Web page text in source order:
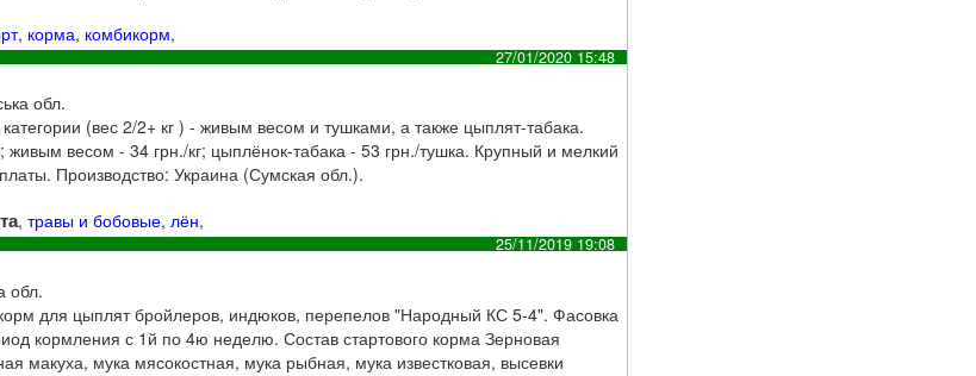
, корма, комбикорм,
27/01/2020 15:48
обл.
(вес 2/2+ кг ) - живым весом и тушками, а также цыплят-табака.
живым весом - 34 грн./кг; цыплёнок-табака - 53 грн./тушка. Крупный и мелкий
Производство: Украина (Сумская обл.).
,травы и бобовые,лён,
25/11/2019 19:08
обл.
для цыплят бройлеров, индюков, перепелов "Народный КС 5-4". Фасовка
кормления с 1й по 4ю неделю. Состав стартового корма Зерновая
макуха, мука мясокостная, мука рыбная, мука известковая, высевки